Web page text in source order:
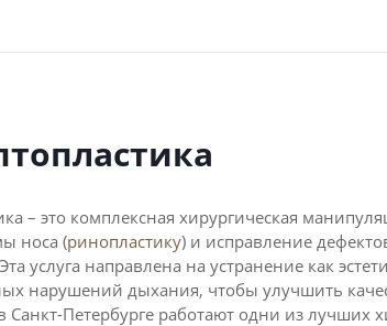
– это комплексная хирургическая
носа (ринопластику) и исправление
услуга направлена на устранение как
нарушений дыхания, чтобы улучшить
Петербурге работают одни из лучших